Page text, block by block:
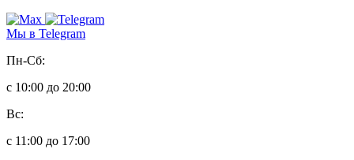
Мы в Telegram
Пн-Сб:
с 10:00 до 20:00
Вс:
с 11:00 до 17:00